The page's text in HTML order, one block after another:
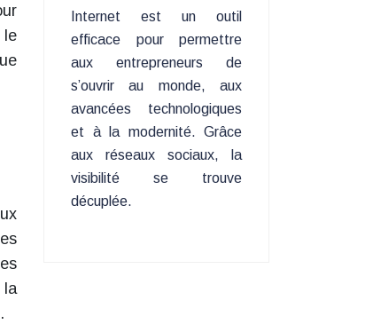
le
Internet est un outil
efficace pour permettre
aux entrepreneurs de
s’ouvrir au monde, aux
avancées technologiques
et à la modernité. Grâce
aux réseaux sociaux, la
visibilité se trouve
décuplée.